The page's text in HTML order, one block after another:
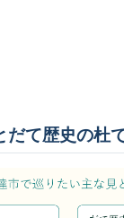
だて歴史の杜